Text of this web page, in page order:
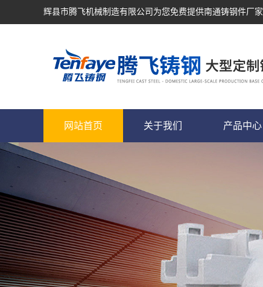
辉县市腾飞机械制造有限公司为您免费提供南通铸钢件厂家
网站首页 关于我们 产品中心